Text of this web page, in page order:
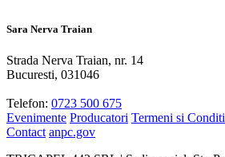
Sara Nerva Traian
Strada Nerva Traian, nr. 14
Bucuresti, 031046
Telefon: 0723 500 675
Evenimente Producatori Termeni si
Contact anpc.gov